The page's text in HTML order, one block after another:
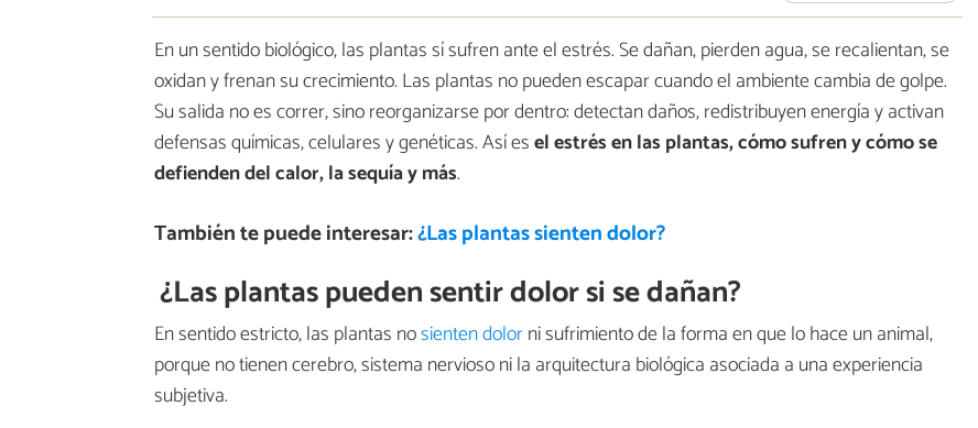
En un sentido biológico, las plantas sí sufren ante el estrés. Se dañan, pierden agua, se recalientan, se
oxidan y frenan su crecimiento. Las plantas no pueden escapar cuando el ambiente cambia de golpe.
Su salida no es correr, sino reorganizarse por dentro: detectan daños, redistribuyen energía y activan
defensas químicas, celulares y genéticas. Así esel estrés en las plantas, cómo sufren y cómo se
defienden del calor, la sequía y más.
También te puede interesar:¿Las plantas sienten dolor?
¿Las plantas pueden sentir dolor si se dañan?
En sentido estricto, las plantas nosienten dolorni sufrimiento de la forma en que lo hace un animal,
porque no tienen cerebro, sistema nervioso ni la arquitectura biológica asociada a una experiencia
subjetiva.